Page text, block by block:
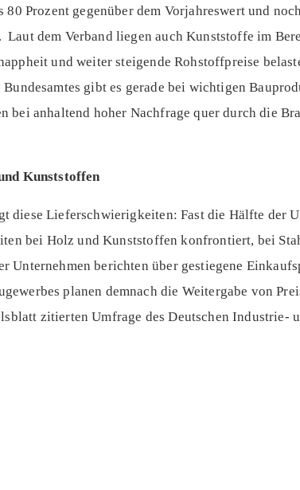
80 Prozent gegenüber dem Vorjahreswert und
Laut dem Verband liegen auch Kunststoffe im
und weiter steigende Rohstoffpreise
gibt es gerade bei wichtigen
bei anhaltend hoher Nachfrage quer durch die
Kunststoffen
diese Lieferschwierigkeiten: Fast die Hälfte der
bei Holz und Kunststoffen konfrontiert, bei
Unternehmen berichten über gestiegene
planen demnach die Weitergabe von
zitierten Umfrage des Deutschen Industrie-